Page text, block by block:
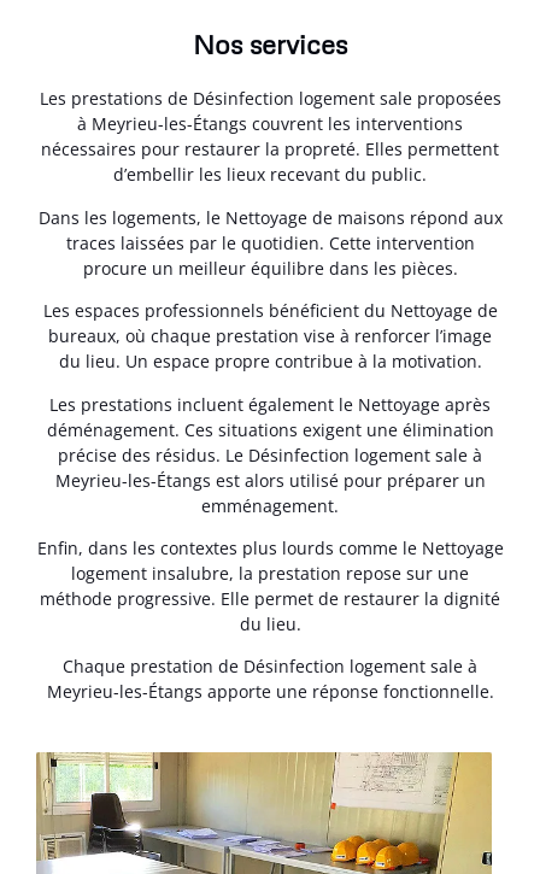
Nos services
Les prestations de Désinfection logement sale proposées
à Meyrieu-les-Étangs couvrent les interventions
nécessaires pour restaurer la propreté. Elles permettent
d’embellir les lieux recevant du public.
Dans les logements, le Nettoyage de maisons répond aux
traces laissées par le quotidien. Cette intervention
procure un meilleur équilibre dans les pièces.
Les espaces professionnels bénéficient du Nettoyage de
bureaux, où chaque prestation vise à renforcer l’image
du lieu. Un espace propre contribue à la motivation.
Les prestations incluent également le Nettoyage après
déménagement. Ces situations exigent une élimination
précise des résidus. Le Désinfection logement sale à
Meyrieu-les-Étangs est alors utilisé pour préparer un
emménagement.
Enfin, dans les contextes plus lourds comme le Nettoyage
logement insalubre, la prestation repose sur une
méthode progressive. Elle permet de restaurer la dignité
du lieu.
Chaque prestation de Désinfection logement sale à
Meyrieu-les-Étangs apporte une réponse fonctionnelle.